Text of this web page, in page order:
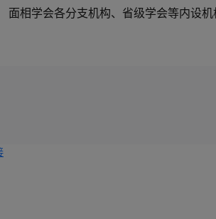
相学会各分支机构、省级学会等内设机